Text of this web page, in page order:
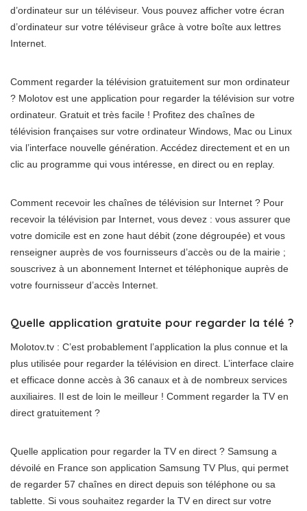
d’ordinateur sur un téléviseur. Vous pouvez afficher votre écran
d’ordinateur sur votre téléviseur grâce à votre boîte aux lettres
Internet.
Comment regarder la télévision gratuitement sur mon ordinateur
? Molotov est une application pour regarder la télévision sur votre
ordinateur. Gratuit et très facile ! Profitez des chaînes de
télévision françaises sur votre ordinateur Windows, Mac ou Linux
via l’interface nouvelle génération. Accédez directement et en un
clic au programme qui vous intéresse, en direct ou en replay.
Comment recevoir les chaînes de télévision sur Internet ? Pour
recevoir la télévision par Internet, vous devez : vous assurer que
votre domicile est en zone haut débit (zone dégroupée) et vous
renseigner auprès de vos fournisseurs d’accès ou de la mairie ;
souscrivez à un abonnement Internet et téléphonique auprès de
votre fournisseur d’accès Internet.
Quelle application gratuite pour regarder la télé ?
Molotov.tv : C’est probablement l’application la plus connue et la
plus utilisée pour regarder la télévision en direct. L’interface claire
et efficace donne accès à 36 canaux et à de nombreux services
auxiliaires. Il est de loin le meilleur ! Comment regarder la TV en
direct gratuitement ?
Quelle application pour regarder la TV en direct ? Samsung a
dévoilé en France son application Samsung TV Plus, qui permet
de regarder 57 chaînes en direct depuis son téléphone ou sa
tablette. Si vous souhaitez regarder la TV en direct sur votre